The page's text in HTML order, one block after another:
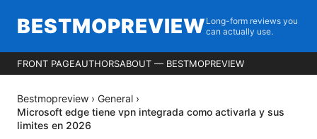
BESTMOPREVIEW Long-form reviews you
can actually use.
FRONT PAGEAUTHORSABOUT — BESTMOPREVIEW
Bestmopreview › General ›
Microsoft edge tiene vpn integrada como activarla y sus
limites en 2026